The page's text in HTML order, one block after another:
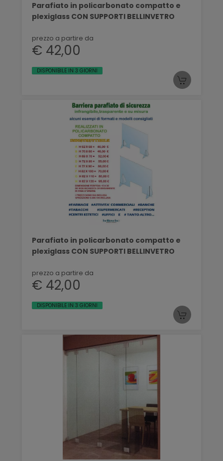
Parafiato in policarbonato compatto e
plexiglass CON SUPPORTI BELLINVETRO
prezzo a partire da
€ 42,00
DISPONIBILE IN 3 GIORNI
Parafiato in policarbonato compatto e
plexiglass CON SUPPORTI BELLINVETRO
prezzo a partire da
€ 42,00
DISPONIBILE IN 3 GIORNI